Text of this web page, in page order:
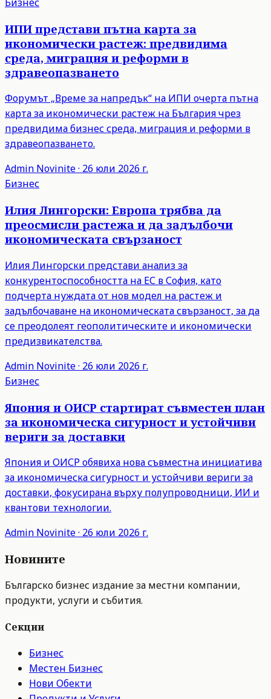
ИПИ представи пътна карта за
икономически растеж: предвидима
среда, миграция и реформи в
здравеопазването
Форумът „Време за напредък“ на ИПИ очерта пътна
карта за икономически растеж на България чрез
предвидима бизнес среда, миграция и реформи в
здравеопазването.
Admin Novinite· 26 юли 2026 г.
Бизнес
Илия Лингорски: Европа трябва да
преосмисли растежа и да задълбочи
икономическата свързаност
Илия Лингорски представи анализ за
конкурентоспособността на ЕС в София, като
подчерта нуждата от нов модел на растеж и
задълбочаване на икономическата свързаност, за да
се преодолеят геополитическите и икономически
предизвикателства.
Admin Novinite· 26 юли 2026 г.
Бизнес
Япония и ОИСР стартират съвместен план
за икономическа сигурност и устойчиви
вериги за доставки
Япония и ОИСР обявиха нова съвместна инициатива
за икономическа сигурност и устойчиви вериги за
доставки, фокусирана върху полупроводници, ИИ и
квантови технологии.
Admin Novinite· 26 юли 2026 г.
Новините
Българско бизнес издание за местни компании,
продукти, услуги и събития.
Секции
Бизнес
Местен Бизнес
Нови Обекти